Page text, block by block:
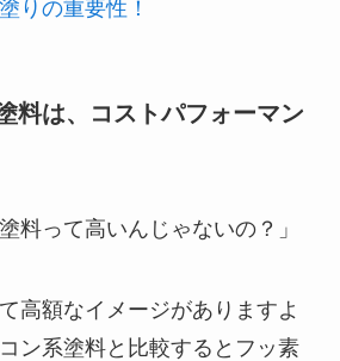
りの重要性！
料は、コストパフォーマン
料って高いんじゃないの？」
高額なイメージがありますよ
ン系塗料と比較するとフッ素